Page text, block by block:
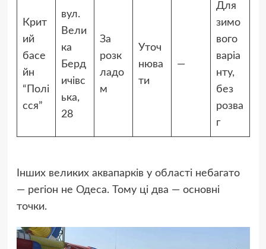
Крит
ий
басе
йн
“Полі
сся”
вул.
Вели
ка
Берд
ичівс
ька,
28
За
розк
ладо
м
Уточ
нюва
ти
—
Для
зимо
вого
варіа
нту,
без
розва
г
Інших великих аквапарків у області небагато
— регіон не Одеса. Тому ці два — основні
точки.